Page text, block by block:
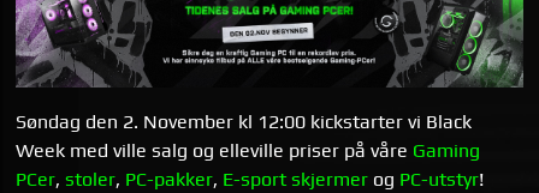
Søndag den 2. November kl 12:00 kickstarter vi Black
Week med ville salg og elleville priser på våre Gaming
PCer,stoler, PC-pakker, E-sport skjermer og PC-utstyr!